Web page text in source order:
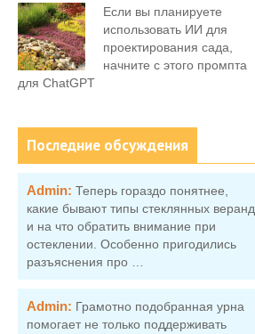
Если вы планируете
использовать ИИ для
проектирования сада,
начните с этого промпта
для ChatGPT
Последние обсуждения
Admin: Теперь гораздо понятнее,
какие бывают типы стеклянных веранд
и на что обратить внимание при
остеклении. Особенно пригодились
разъяснения про …
Admin: Грамотно подобранная урна
помогает не только поддерживать